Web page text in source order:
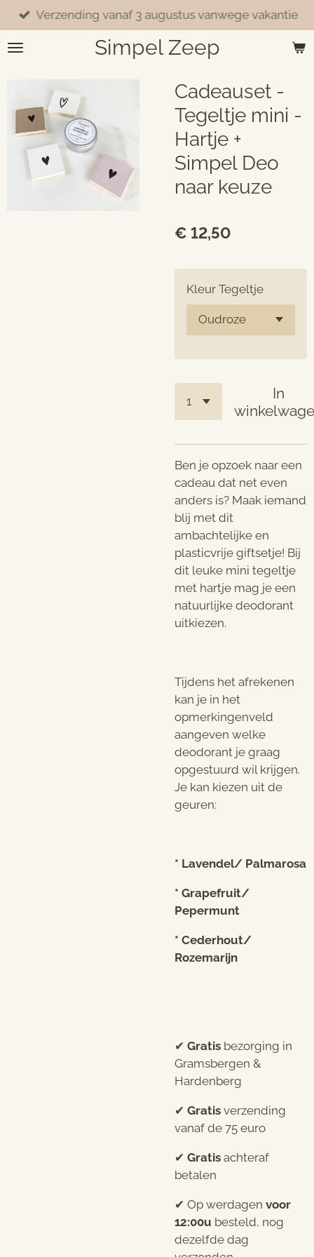
Ga
direct
naar
Simpel Zeep
Verzending vanaf 3 augustus vanwege vakantie
Cadeauset -
Tegeltje mini -
Hartje +
Simpel Deo
naar keuze
€ 12,50
Kleur Tegeltje
In
Ben je opzoek naar een
cadeau dat net even
anders is? Maak iemand
blij met dit
ambachtelijke en
plasticvrije giftsetje! Bij
dit leuke mini tegeltje
met hartje mag je een
natuurlijke deodorant
uitkiezen.
Tijdens het afrekenen
kan je in het
opmerkingenveld
aangeven welke
deodorant je graag
opgestuurd wil krijgen.
Je kan kiezen uit de
geuren:
* Lavendel/ Palmarosa
* Grapefruit/
Pepermunt
* Cederhout/
Rozemarijn
✔︎ Gratis bezorging in
Gramsbergen &
Hardenberg
✔︎ Gratis verzending
vanaf de 75 euro
✔︎ Gratis achteraf
betalen
✔︎ Op werdagen voor
12:00u besteld, nog
dezelfde dag